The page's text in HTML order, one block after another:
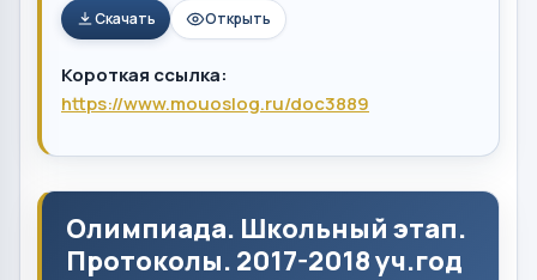
Скачать Открыть
Короткая ссылка:
https://www.mouoslog.ru/doc3889
Олимпиада. Школьный этап.
Протоколы. 2017-2018 уч.год